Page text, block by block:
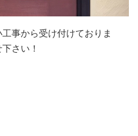
事から受け付けておりま
さい！